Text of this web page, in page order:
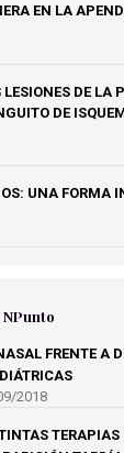
EN LA
DE LA
DE
UNA FORMA
ABORDAJE DE
DEL DOLOR
FRENTE A
2018
TERAPIAS